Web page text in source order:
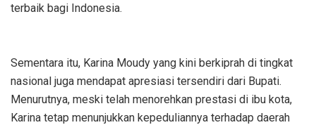
terbaik bagi Indonesia.
Sementara itu, Karina Moudy yang kini berkiprah di tingkat
nasional juga mendapat apresiasi tersendiri dari Bupati.
Menurutnya, meski telah menorehkan prestasi di ibu kota,
Karina tetap menunjukkan kepeduliannya terhadap daerah